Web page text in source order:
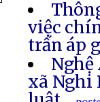
việc
trấn áp
Nghệ
xã Nghi